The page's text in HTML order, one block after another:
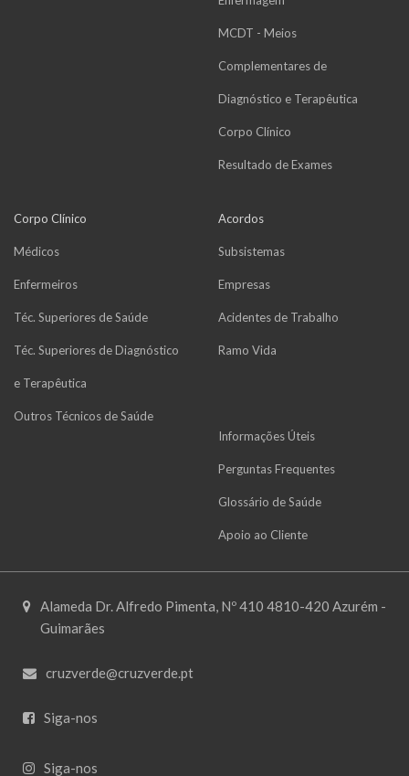
MCDT - Meios
Complementares de
Diagnóstico e Terapêutica
Corpo Clínico
Resultado de Exames
Corpo Clínico
Médicos
Enfermeiros
Téc. Superiores de Saúde
Téc. Superiores de Diagnóstico
e Terapêutica
Outros Técnicos de Saúde
Acordos
Subsistemas
Empresas
Acidentes de Trabalho
Ramo Vida
Informações Úteis
Perguntas Frequentes
Glossário de Saúde
Apoio ao Cliente
Alameda Dr. Alfredo Pimenta, Nº 410 4810-420 Azurém -
Guimarães
cruzverde@cruzverde.pt
Siga-nos
Siga-nos